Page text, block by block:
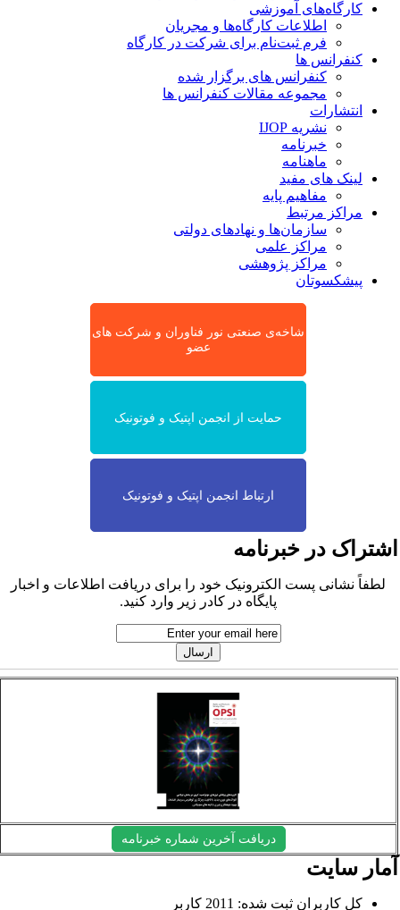
کارگاه‌های آموزشی
اطلاعات کارگاه‌ها و مجریان
فرم ثبت‌نام برای شرکت در کارگاه
کنفرانس ها
کنفرانس های برگزار شده
مجموعه مقالات کنفرانس ها
انتشارات
نشریه IJOP
خبرنامه
ماهنامه
لینک های مفید
مفاهیم پایه
مراکز مرتبط
سازمان‌ها و نهادهای دولتی
مراکز علمی
مراکز پژوهشی
پیشکسوتان
شاخه‌ی صنعتی نور فناوران و شرکت های
عضو
حمایت از انجمن اپتیک و فوتونیک
ارتباط انجمن اپتیک و فوتونیک
در خبرنامه
لطفاً نشانی پست الکترونیک خود را برای دریافت اطلاعات و اخبار
پایگاه در کادر زیر وارد کنید.
دریافت آخرین شماره خبرنامه
سایت
کل کاربران ثبت شده: 2011 کاربر